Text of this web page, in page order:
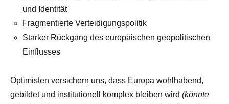
und Identität
Fragmentierte Verteidigungspolitik
Starker Rückgang des europäischen geopolitischen
Einflusses
Optimisten versichern uns, dass Europa wohlhabend,
gebildet und institutionell komplex bleiben wird (könnte